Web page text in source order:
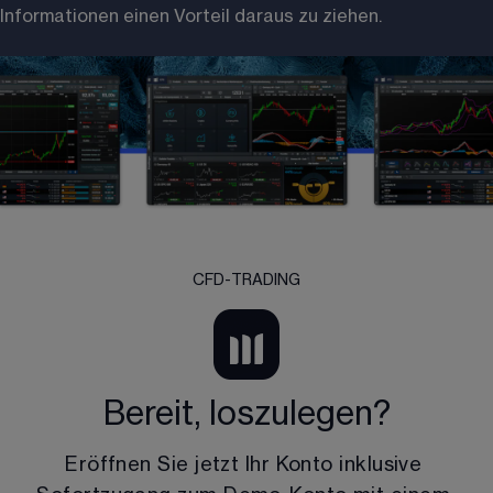
Informationen einen Vorteil daraus zu ziehen.
CFD-TRADING
Bereit, loszulegen?
Eröffnen Sie jetzt Ihr Konto inklusive